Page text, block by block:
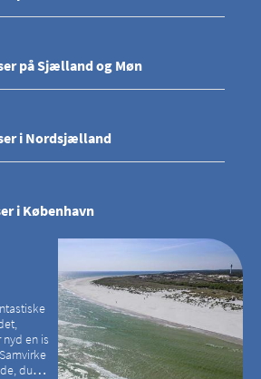
på Sjælland og Møn
i Nordsjælland
i København
en is
du